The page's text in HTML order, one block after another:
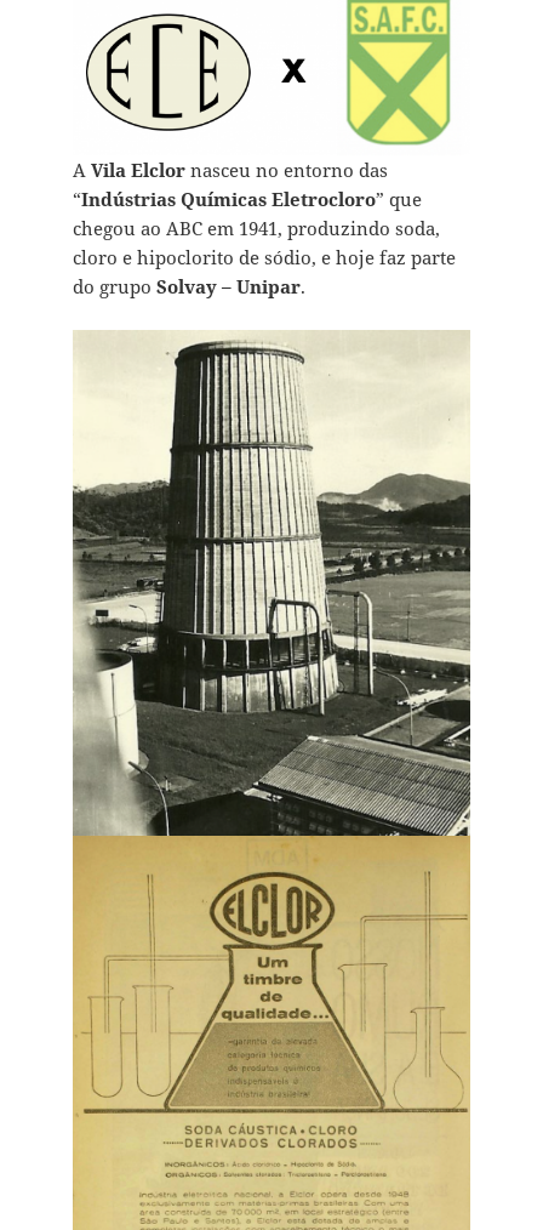
A Vila Elclornasceu no entorno das
“Indústrias Químicas Eletrocloro” que
chegou ao ABC em 1941, produzindo soda,
cloro e hipoclorito de sódio, e hoje faz parte
do grupo Solvay – Unipar.